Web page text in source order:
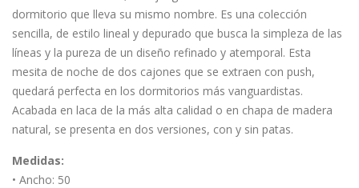
dormitorio que lleva su mismo nombre. Es una colección
sencilla, de estilo lineal y depurado que busca la simpleza de las
líneas y la pureza de un diseño refinado y atemporal. Esta
mesita de noche de dos cajones que se extraen con push,
quedará perfecta en los dormitorios más vanguardistas.
Acabada en laca de la más alta calidad o en chapa de madera
natural, se presenta en dos versiones, con y sin patas.
Medidas:
• Ancho: 50